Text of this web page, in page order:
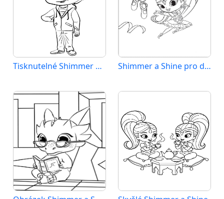
Tisknutelné Shimmer a Shine pro děti Shimmer a Shine pro děti